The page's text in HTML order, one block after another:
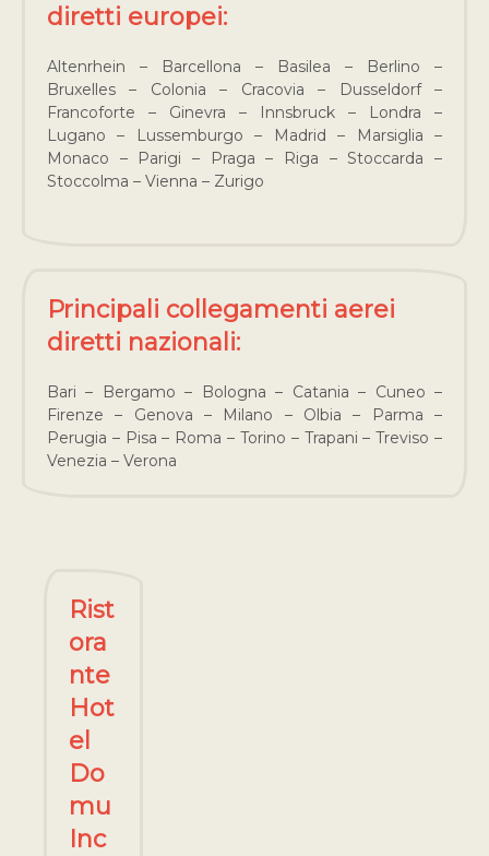
diretti europei:
Altenrhein – Barcellona – Basilea – Berlino –
Bruxelles – Colonia – Cracovia – Dusseldorf –
Francoforte – Ginevra – Innsbruck – Londra –
Lugano – Lussemburgo – Madrid – Marsiglia –
Monaco – Parigi – Praga – Riga – Stoccarda –
Stoccolma – Vienna – Zurigo
Principali collegamenti aerei
diretti nazionali:
Bari – Bergamo – Bologna – Catania – Cuneo –
Firenze – Genova – Milano – Olbia – Parma –
Perugia – Pisa – Roma – Torino – Trapani – Treviso –
Venezia – Verona
Rist
ora
nte
Hot
el
Do
mu
Inc